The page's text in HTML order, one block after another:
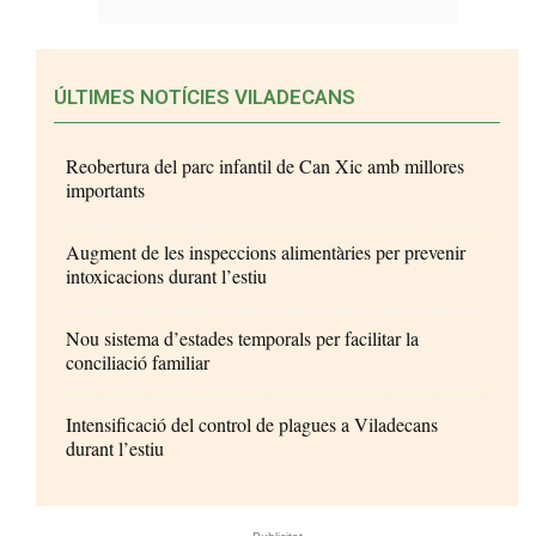
ÚLTIMES NOTÍCIES VILADECANS
Reobertura del parc infantil de Can Xic amb millores
importants
Augment de les inspeccions alimentàries per prevenir
intoxicacions durant l’estiu
Nou sistema d’estades temporals per facilitar la
conciliació familiar
Intensificació del control de plagues a Viladecans
durant l’estiu